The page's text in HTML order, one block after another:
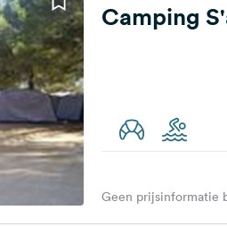
Camping
Geen prijsinformatie